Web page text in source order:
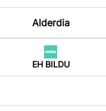
Alderdia
EH BILDU